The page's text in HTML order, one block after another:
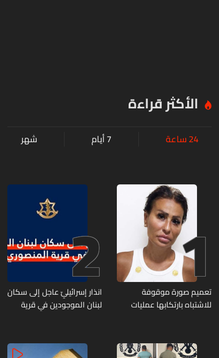
الأكثر قراءة
24 ساعة 7 أيام شهر
1
تعميم صورة موقوفة
للاشتباه بارتكابها عمليات
2
انذار إسرائيليّ عاجل إلى سكان
لبنان الموجودين في قرية